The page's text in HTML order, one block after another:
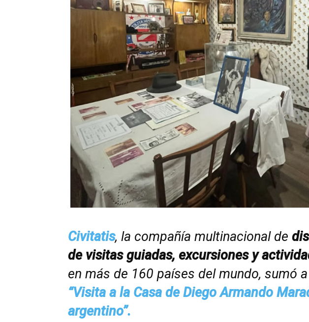
Civitatis, la compañía multinacional de
de visitas guiadas, excursiones y
en más de 160 países del mundo, sumó
“Visita a la Casa de Diego Armando
argentino”.